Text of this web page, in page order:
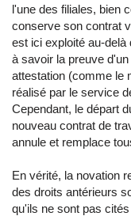
l'une des filiales, bien
conserve son contrat
est ici exploité au-delà
à savoir la preuve
attestation (comme le
réalisé par le service
Cependant, le départ
nouveau contrat de
annule et remplace
En vérité, la novation
des droits antérieurs
qu'ils ne sont pas